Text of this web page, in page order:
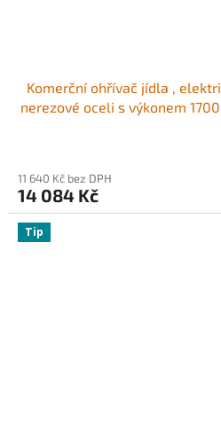
Komerční ohřívač jídla ,
nerezové oceli s výkonem
naběračkami, pro
11 640 Kč bez DPH
14 084 Kč
Tip